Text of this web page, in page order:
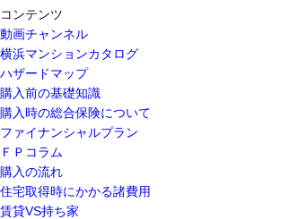
コンテンツ
動画チャンネル
横浜マンションカタログ
ハザードマップ
購入前の基礎知識
購入時の総合保険について
ファイナンシャルプラン
ＦＰコラム
購入の流れ
住宅取得時にかかる諸費用
賃貸VS持ち家